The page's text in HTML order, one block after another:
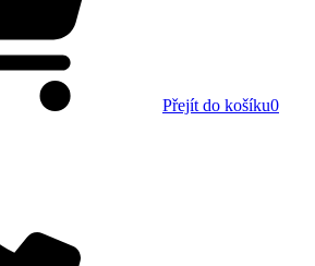
Přejít do košíku0